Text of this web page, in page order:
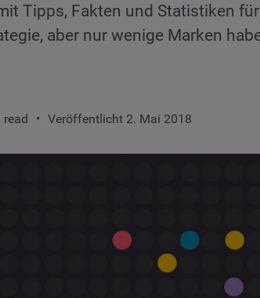
Tipps, Fakten und Statistiken
aber nur wenige Marken
read Veröffentlicht 2. Mai 2018